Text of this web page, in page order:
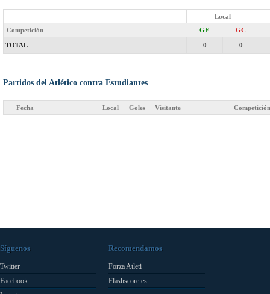
Local
Competición
GF GC
TOTAL 0 0
Partidos del Atlético contra Estudiantes
Fecha Local Goles Visitante Competición
Síguenos
Twitter
Facebook
Recomendamos
Forza Atleti
Flashscore.es